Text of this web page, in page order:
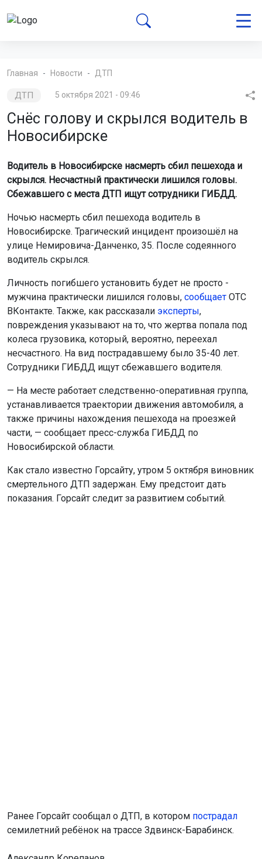
Главная Новости ДТП
ДТП 5 октября 2021 - 09:46
Снёс голову и скрылся водитель в
Новосибирске
Водитель в Новосибирске насмерть сбил пешехода и
скрылся. Несчастный практически лишился головы.
Сбежавшего с места ДТП ищут сотрудники ГИБДД.
Ночью насмерть сбил пешехода водитель в
Новосибирске. Трагический инцидент произошёл на
улице Немировича-Данченко, 35. После содеянного
водитель скрылся.
Личность погибшего установить будет не просто -
мужчина практически лишился головы, сообщает ОТС
ВКонтакте. Также, как рассказали эксперты,
повреждения указывают на то, что жертва попала под
колеса грузовика, который, вероятно, переехал
несчастного. На вид пострадавшему было 35-40 лет.
Сотрудники ГИБДД ищут сбежавшего водителя.
— На месте работает следственно-оперативная группа,
устанавливается траектории движения автомобиля, а
также причины нахождения пешехода на проезжей
части, — сообщает пресс-служба ГИБДД по
Новосибирской области.
Как стало известно Горсайту, утром 5 октября виновник
смертельного ДТП задержан. Ему предстоит дать
показания. Горсайт следит за развитием событий.
Ранее Горсайт сообщал о ДТП, в котором пострадал
семилетний ребёнок на трассе Здвинск-Барабинск.